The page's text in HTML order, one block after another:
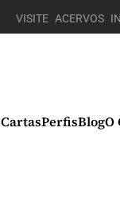
VISITE ACERVOS
CartasPerfisBlogO